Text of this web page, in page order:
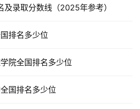
及录取分数线（2025年参考）
排名多少位
院全国排名多少位
国排名多少位